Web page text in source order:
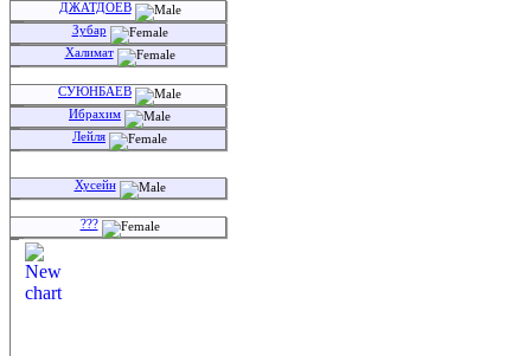
ДЖАТДОЕВ
Зубар
Халимат
СУЮНБАЕВ
Ибрахим
Лейля
Хусейн
???